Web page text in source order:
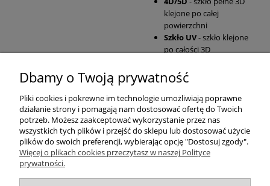
klejone po całej
powierzchni
Szkło UV- szkło klejone
po całości 3D
Pomoc
Moje konto
Płatności i dostawa
Dbamy o Twoją prywatność
Pliki cookies i pokrewne im technologie umożliwiają poprawne
działanie strony i pomagają nam dostosować ofertę do Twoich
potrzeb. Możesz zaakceptować wykorzystanie przez nas
wszystkich tych plików i przejść do sklepu lub dostosować użycie
plików do swoich preferencji, wybierając opcję "Dostosuj zgody".
Więcej o plikach cookies przeczytasz w naszej Polityce
prywatności.